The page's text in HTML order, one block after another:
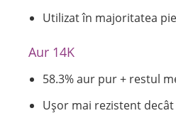
Utilizat în majoritatea
Aur 14K
58.3% aur pur + restul
Ușor mai rezistent decât